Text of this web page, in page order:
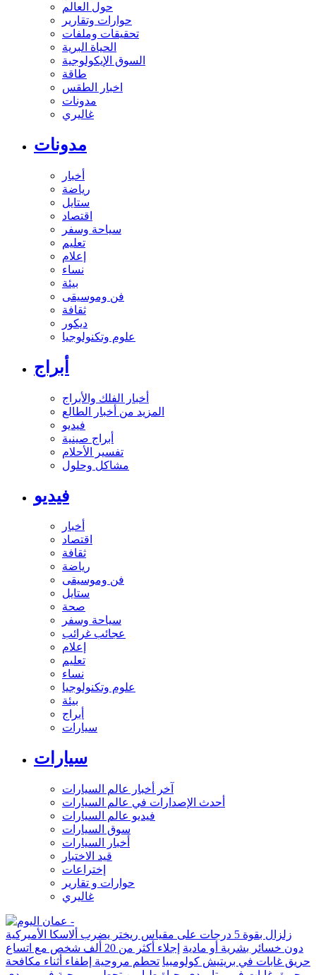
حول العالم
حوارات وتقارير
تحقيقات وملفات
الحياة البرية
السوق الإيكولوجية
طاقة
اخبار الطقس
مدونات
غاليري
مدونات
أخبار
رياضة
ستايل
اقتصاد
سياحة وسفر
تعليم
إعلام
نساء
بيئة
فن وموسيقى
ثقافة
ديكور
علوم وتكنولوجيا
أبراج
أخبار الفلك والأبراج
المزيد من أخبار الطالع
فيديو
أبراج صينية
تفسير الأحلام
مشاكل وحلول
فيديو
أخبار
اقتصاد
ثقافة
رياضة
فن وموسيقى
ستايل
صحة
سياحة وسفر
عجائب غرائب
إعلام
تعليم
نساء
علوم وتكنولوجيا
بيئة
أبراج
سيارات
سيارات
آخر أخبار عالم السيارات
أحدث الإصدارات في عالم السيارات
فيديو عالم السيارات
سوق السيارات
أخبار السيارات
قيد الاختبار
إختراعات
حوارات و تقارير
غاليري
زلزال بقوة 5 درجات على مقياس ريختر يضرب ألاسكا الأميركية
دون خسائر بشرية أو مادية
إجلاء أكثر من 20 ألف شخص مع اتساع
حريق غابات في بريتيش كولومبيا تحطم مروحية إطفاء أثناء مكافحة